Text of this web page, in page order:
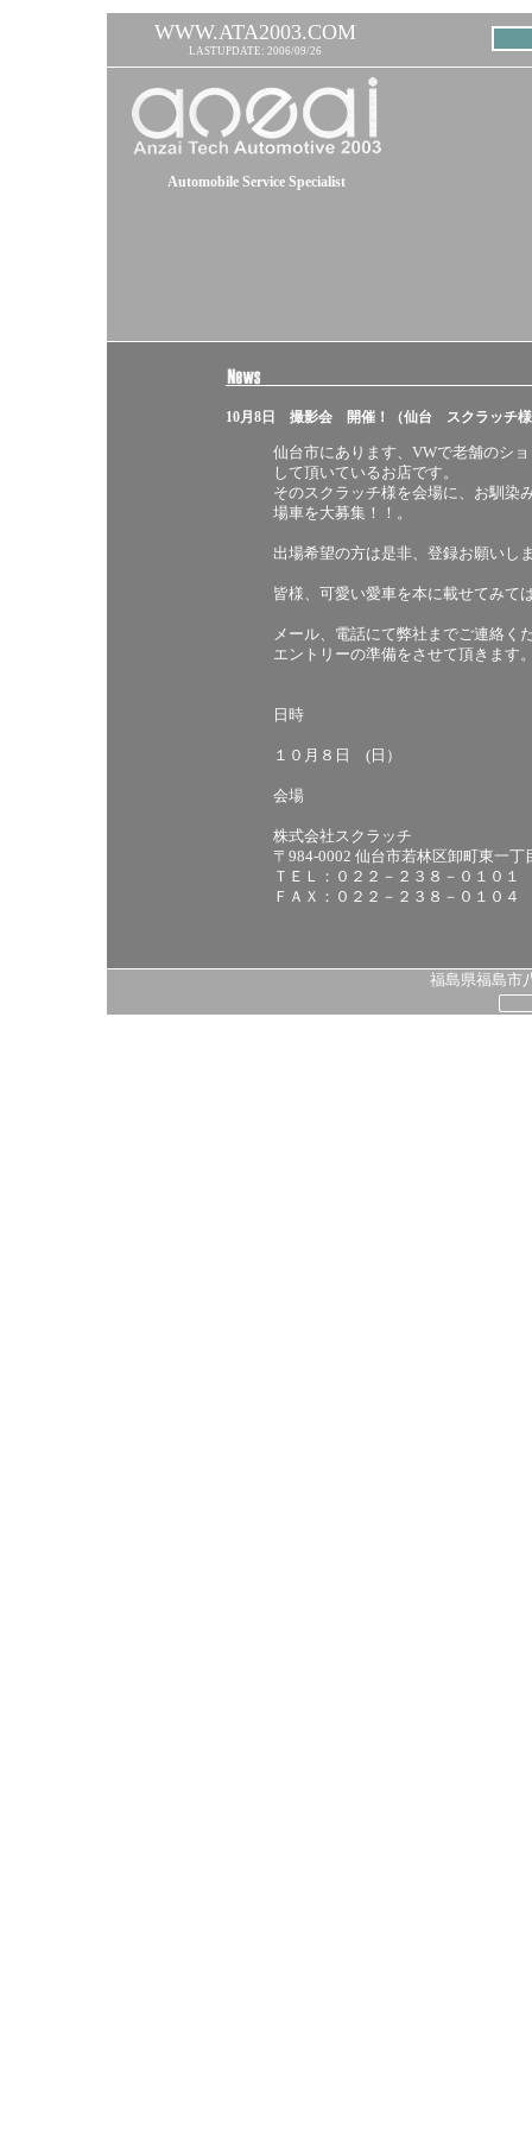
WWW.ATA2003.COM
LASTUPDATE: 2006/09/26
Automobile Service Specialist
10月8日 撮影会 開催！（仙台 スクラッチ様
仙台市にあります、VWで老舗のシ
して頂いているお店です。
そのスクラッチ様を会場に、お馴
場車を大募集！！。
出場希望の方は是非、登録お願いし
皆様、可愛い愛車を本に載せてみて
メール、電話にて弊社までご連絡く
エントリーの準備をさせて頂きます
日時
１０月８日 (日）
会場
株式会社スクラッチ
〒984-0002 仙台市若林区卸町東一丁
ＴＥＬ：０２２－２３８－０１０１
ＦＡＸ：０２２－２３８－０１０４
福島県福島市